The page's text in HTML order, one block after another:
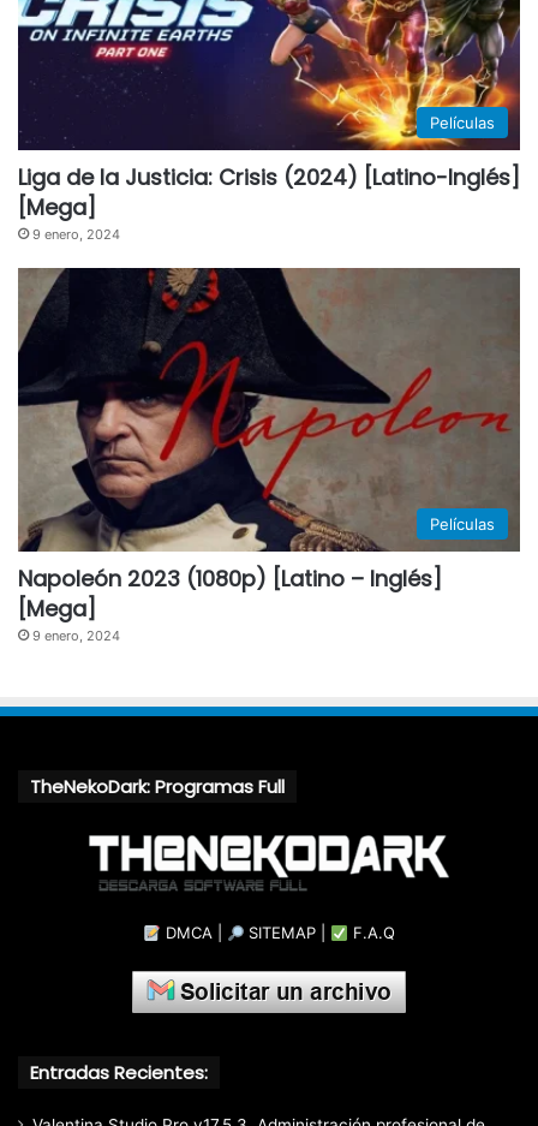
Películas
Liga de la Justicia: Crisis (2024) [Latino-Inglés]
[Mega]
9 enero, 2024
Películas
Napoleón 2023 (1080p) [Latino – Inglés]
[Mega]
9 enero, 2024
TheNekoDark: Programas Full
DMCA| SITEMAP F.A.Q
Entradas Recientes: